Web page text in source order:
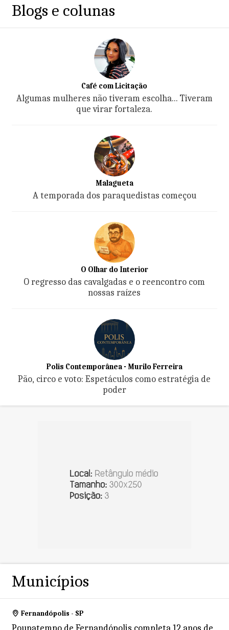
Blogs e colunas
Café com Licitação
Algumas mulheres não tiveram escolha... Tiveram
que virar fortaleza.
Malagueta
A temporada dos paraquedistas começou
O Olhar do Interior
O regresso das cavalgadas e o reencontro com
nossas raízes
Polis Contemporânea - Murilo Ferreira
Pão, circo e voto: Espetáculos como estratégia de
poder
Municípios
Fernandópolis - SP